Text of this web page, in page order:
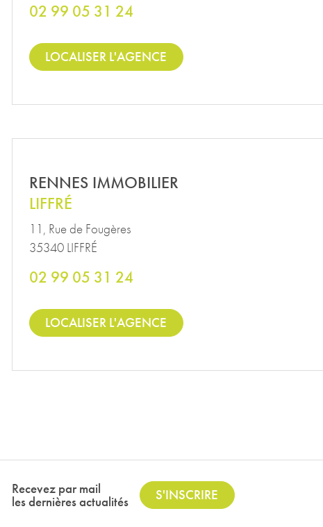
02 99 05 31 24
LOCALISER L'AGENCE
RENNES IMMOBILIER
LIFFRÉ
11, Rue de Fougères
35340 LIFFRÉ
02 99 05 31 24
LOCALISER L'AGENCE
Recevez par mail
les dernières actualités S'INSCRIRE